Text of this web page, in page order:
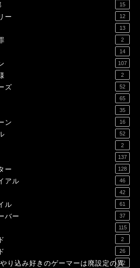
15
ー 12
13
2
14
107
2
ズ 52
65
35
ン 16
52
2
137
ー 128
アル 46
42
ル 61
バー 37
115
2
26
り込み好きのゲーマーは廃設定の異
12